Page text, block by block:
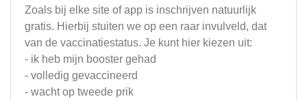
Zoals bij elke site of app is inschrijven natuurlijk
gratis. Hierbij stuiten we op een raar invulveld, dat
van de vaccinatiestatus. Je kunt hier kiezen uit:
- ik heb mijn booster gehad
- volledig gevaccineerd
- wacht op tweede prik